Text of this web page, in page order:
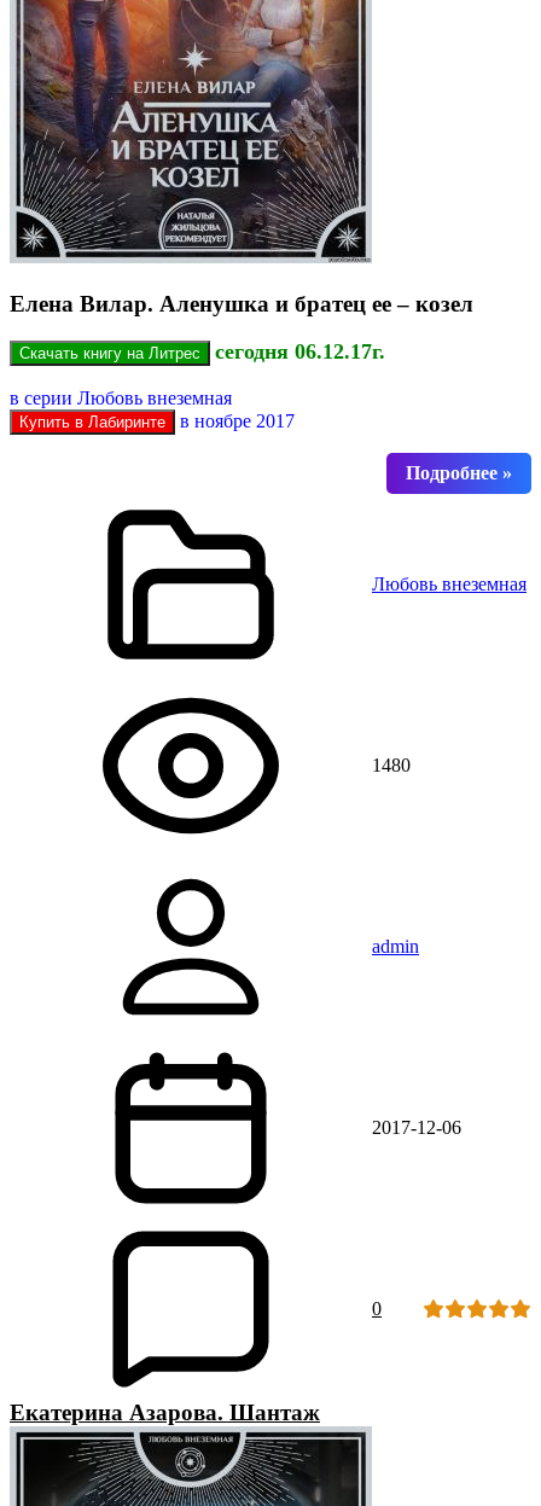
Елена Вилар. Аленушка и братец ее – козел
сегодня 06.12.17г.
в серии Любовь внеземная
в ноябре 2017
Любовь внеземная
1480
admin
2017-12-06
0
Екатерина Азарова. Шантаж